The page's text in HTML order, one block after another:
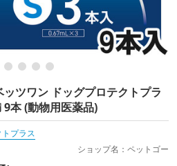
ッツワン ドッグプロテクトプラ
本 (動物用医薬品)
プラス
ショップ名：ペットゴー